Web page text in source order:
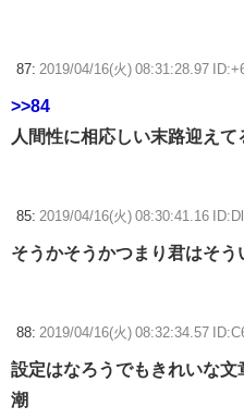
87: 2019/04/16(火) 08:31:28.97
>>84
人間性に相応しい末路迎えて
85: 2019/04/16(火) 08:30:41.16
そうかそうかつまり君はそ
88: 2019/04/16(火) 08:32:34.57
設定はなろうでもきれいな
潮